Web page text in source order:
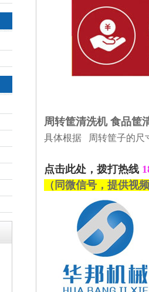
周转筐清洗机 食品筐
具体根据 周转筐子的
点击此处，拨打热线
（同微信号，提供视